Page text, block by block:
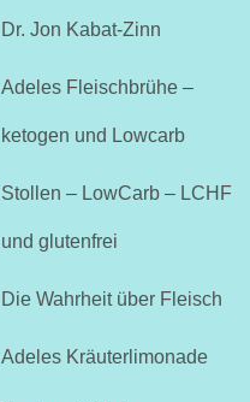
Dr. Jon Kabat-Zinn
Adeles Fleischbrühe –
ketogen und Lowcarb
Stollen – LowCarb – LCHF
und glutenfrei
Die Wahrheit über Fleisch
Adeles Kräuterlimonade